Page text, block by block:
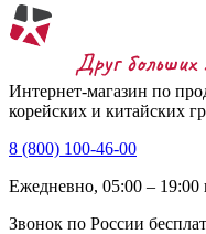
Интернет-магазин по
корейских и китайских
8 (800) 100-46-00
Ежедневно, 05:00 – 19:00
Звонок по России